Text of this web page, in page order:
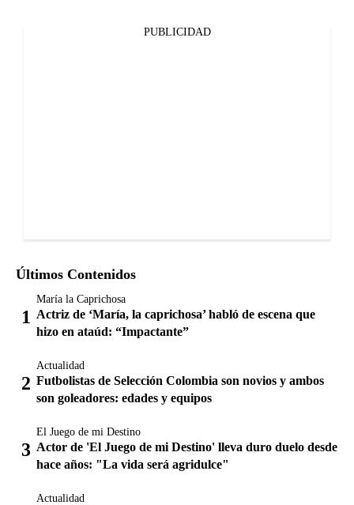
PUBLICIDAD
Últimos Contenidos
María la Caprichosa
Actriz de ‘María, la caprichosa’ habló de escena que
hizo en ataúd: “Impactante”
Actualidad
Futbolistas de Selección Colombia son novios y ambos
son goleadores: edades y equipos
El Juego de mi Destino
Actor de 'El Juego de mi Destino' lleva duro duelo desde
hace años: "La vida será agridulce"
Actualidad